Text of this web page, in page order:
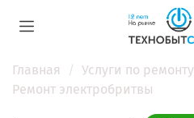
Главная Услуги по ремонту
Ремонт электробритвы